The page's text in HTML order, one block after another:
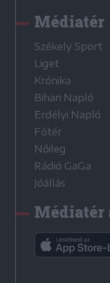
Médiatér
Székely Sport
Liget
Krónika
Bihari Napló
Erdélyi Napló
Főtér
Nőileg
Rádió GaGa
Jóállás
Médiatér